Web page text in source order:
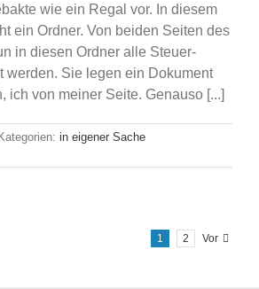
wie ein Regal vor. In diesem
ein Ordner. Von beiden Seiten des
in diesen Ordner alle Steuer-
werden. Sie legen ein Dokument
ich von meiner Seite. Genauso [...]
Kategorien: in eigener Sache
1 2 Vor